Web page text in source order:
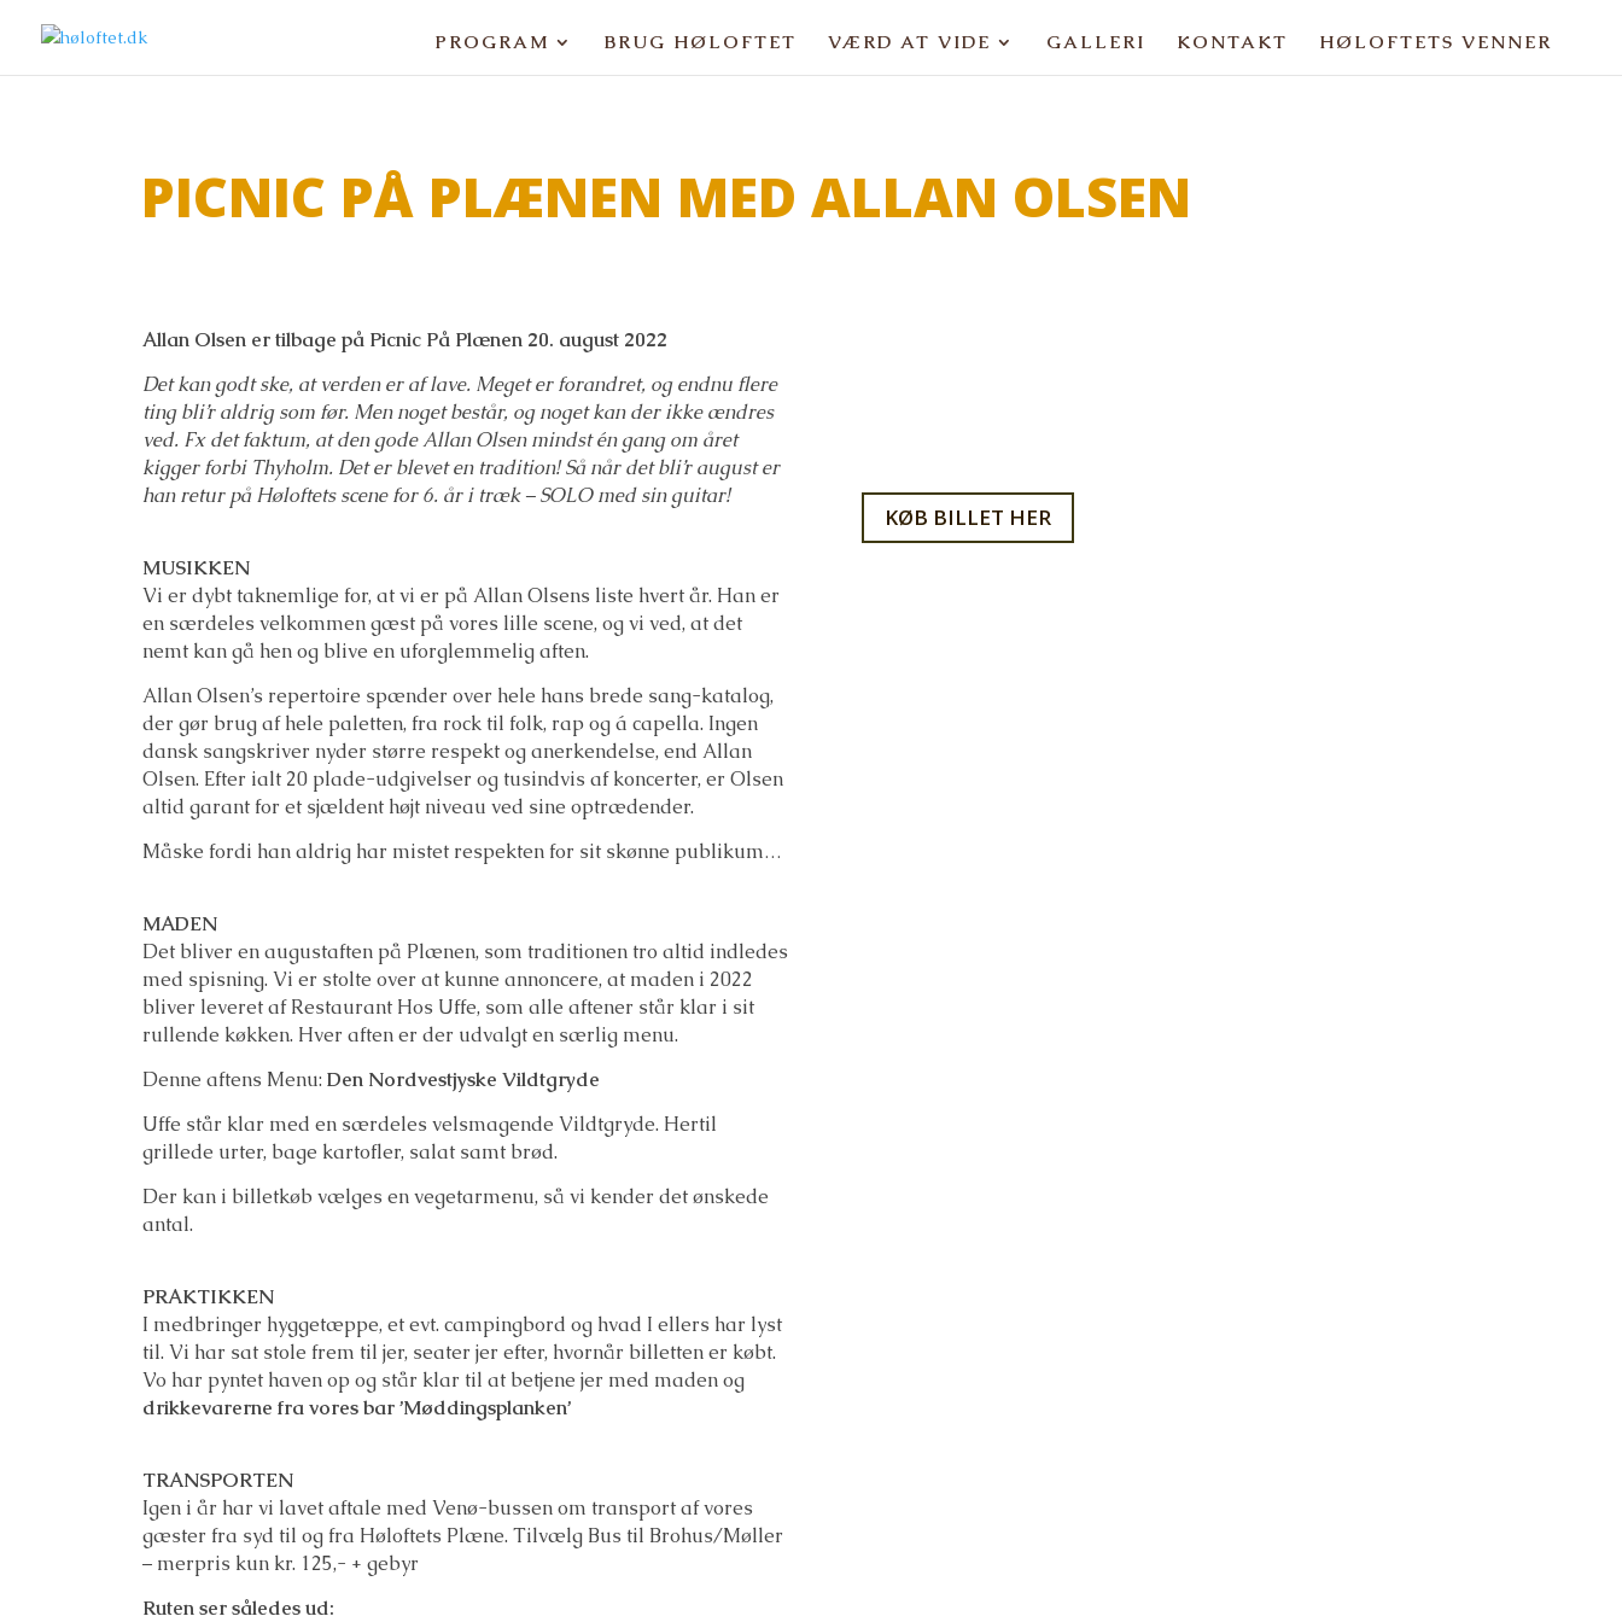
PROGRAM BRUG HØLOFTET VÆRD AT VIDE GALLERI KONTAKT HØLOFTETS VENNER
PICNIC PÅ PLÆNEN MED ALLAN OLSEN
Allan Olsen er tilbage på Picnic På Plænen 20. august 2022
Det kan godt ske, at verden er af lave. Meget er forandret, og endnu flere
ting bli’r aldrig som før. Men noget består, og noget kan der ikke ændres
ved. Fx det faktum, at den gode Allan Olsen mindst én gang om året
kigger forbi Thyholm. Det er blevet en tradition! Så når det bli’r august er
han retur på Høloftets scene for 6. år i træk – SOLO med sin guitar!
MUSIKKEN
Vi er dybt taknemlige for, at vi er på Allan Olsens liste hvert år. Han er
en særdeles velkommen gæst på vores lille scene, og vi ved, at det
nemt kan gå hen og blive en uforglemmelig aften.
Allan Olsen’s repertoire spænder over hele hans brede sang-katalog,
der gør brug af hele paletten, fra rock til folk, rap og á capella. Ingen
dansk sangskriver nyder større respekt og anerkendelse, end Allan
Olsen. Efter ialt 20 plade-udgivelser og tusindvis af koncerter, er Olsen
altid garant for et sjældent højt niveau ved sine optrædender.
Måske fordi han aldrig har mistet respekten for sit skønne publikum…
MADEN
Det bliver en augustaften på Plænen, som traditionen tro altid indledes
med spisning. Vi er stolte over at kunne annoncere, at maden i 2022
bliver leveret af Restaurant Hos Uffe, som alle aftener står klar i sit
rullende køkken. Hver aften er der udvalgt en særlig menu.
Denne aftens Menu: Den Nordvestjyske Vildtgryde
Uffe står klar med en særdeles velsmagende Vildtgryde. Hertil
grillede urter, bage kartofler, salat samt brød.
Der kan i billetkøb vælges en vegetarmenu, så vi kender det ønskede
antal.
PRAKTIKKEN
I medbringer hyggetæppe, et evt. campingbord og hvad I ellers har lyst
til. Vi har sat stole frem til jer, seater jer efter, hvornår billetten er købt.
Vo har pyntet haven op og står klar til at betjene jer med maden og
drikkevarerne fra vores bar ’Møddingsplanken’
TRANSPORTEN
Igen i år har vi lavet aftale med Venø-bussen om transport af vores
gæster fra syd til og fra Høloftets Plæne. Tilvælg Bus til Brohus/Møller
– merpris kun kr. 125,- + gebyr
Ruten ser således ud:
KØB BILLET HER